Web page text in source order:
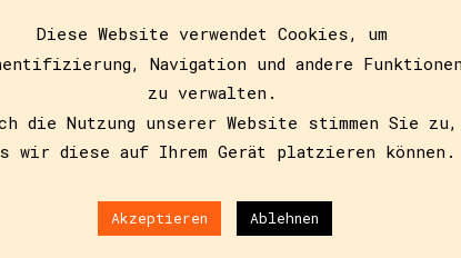
der Norz
wenn man Edi Dickstur heißt. Die Leute
Diese Website verwendet Cookies, um
Navigation und andere
zu verwalten.
die Nutzung unserer Website stimmen Sie zu,
wir diese auf Ihrem Gerät platzieren können.
Akzeptieren Ablehnen